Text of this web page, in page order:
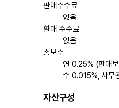
판매수수료
없음
환매 수수료
없음
총보수
연 0.25% (판매
수 0.015%, 사무
자산구성